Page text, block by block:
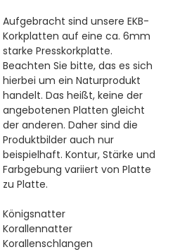
Aufgebracht sind unsere EKB-
Korkplatten auf eine ca. 6mm
starke Presskorkplatte.
Beachten Sie bitte, das es sich
hierbei um ein Naturprodukt
handelt. Das heißt, keine der
angebotenen Platten gleicht
der anderen. Daher sind die
Produktbilder auch nur
beispielhaft. Kontur, Stärke und
Farbgebung variiert von Platte
zu Platte.
Königsnatter
Korallennatter
Korallenschlangen